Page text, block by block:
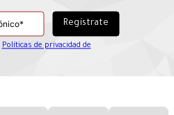
Políticas de privacidad de